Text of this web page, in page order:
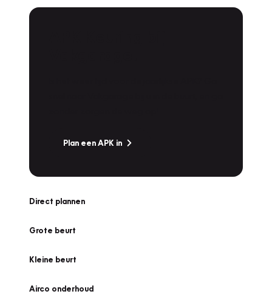
Plan een APK in
Direct plannen
Grote beurt
Kleine beurt
Airco onderhoud